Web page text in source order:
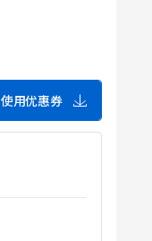
使用优惠券